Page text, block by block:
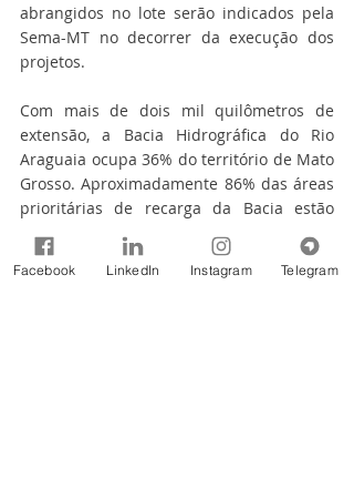
abrangidos no lote serão indicados pela
Sema-MT no decorrer da execução dos
projetos.
Com mais de dois mil quilômetros de
extensão, a Bacia Hidrográfica do Rio
Araguaia ocupa 36% do território de Mato
Grosso. Aproximadamente 86% das áreas
prioritárias de recarga da Bacia estão
situadas no Estado, no bioma Cerrado, o
segundo maior do País e considerado a
“caixa d’água do Brasil” por abrigar oito
Facebook LinkedIn Instagram Telegram